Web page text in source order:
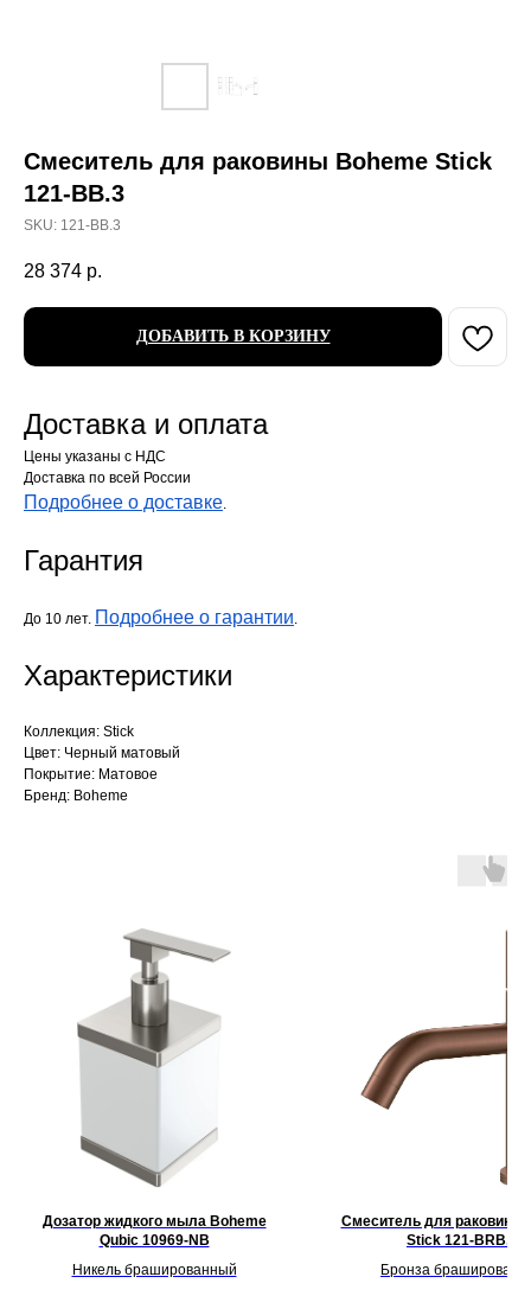
Смеситель для раковины Boheme Stick
121-BB.3
SKU: 121-BB.3
28 374 р.
ДОБАВИТЬ В КОРЗИНУ
Доставка и оплата
Цены указаны с НДС
Доставка по всей России
Подробнее о доставке.
Гарантия
До 10 лет. Подробнее о гарантии.
Характеристики
Коллекция: Stick
Цвет: Черный матовый
Покрытие: Матовое
Бренд: Boheme
Дозатор жидкого мыла Boheme
Qubic 10969-NB
Никель брашированный
Смеситель для раковины
Stick 121-BRB.4
Бронза